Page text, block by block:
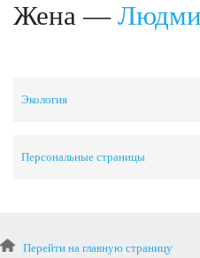
Жена —
Экология
Персональные страницы
Перейти на главную страницу